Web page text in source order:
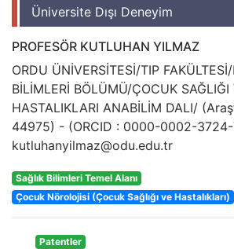
Üniversite Dışı Deneyim
PROFESÖR KUTLUHAN YILMAZ
ORDU ÜNİVERSİTESİ/TIP
BİLİMLERİ BÖLÜMÜ/ÇOCUK SAĞLIĞI
HASTALIKLARI ANABİLİM DALI/
44975) - (ORCID : 0000-0002-3724-
kutluhanyilmaz@odu.edu.tr
Sağlık Bilimleri Temel Alanı
Çocuk Nörolojisi (Çocuk Sağlığı ve Hastalıkları)
Patentler